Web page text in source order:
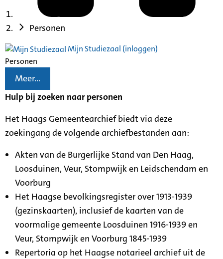
Personen
Mijn Studiezaal (inloggen)
Personen
Meer...
Hulp bij zoeken naar personen
Het Haags Gemeentearchief biedt via deze
zoekingang de volgende archiefbestanden aan:
Akten van de Burgerlijke Stand van Den Haag,
Loosduinen, Veur, Stompwijk en Leidschendam en
Voorburg
Het Haagse bevolkingsregister over 1913-1939
(gezinskaarten), inclusief de kaarten van de
voormalige gemeente Loosduinen 1916-1939 en
Veur, Stompwijk en Voorburg 1845-1939
Repertoria op het Haagse notarieel archief uit de